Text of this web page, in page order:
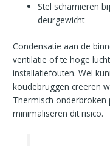
Stel scharnieren
deurgewicht
Condensatie aan de
ventilatie of te hoge
installatiefouten. Wel
koudebruggen creëren
Thermisch
minimaliseren dit risico.